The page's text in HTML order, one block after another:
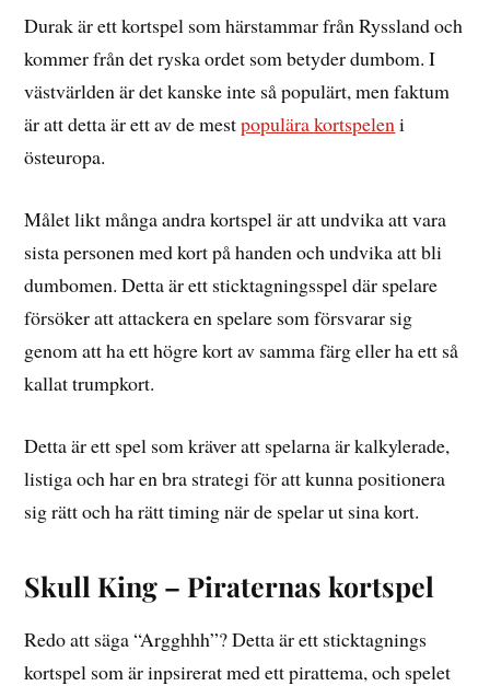
Durak är ett kortspel som härstammar från Ryssland och
kommer från det ryska ordet som betyder dumbom. I
västvärlden är det kanske inte så populärt, men faktum
är att detta är ett av de mestpopulära kortspeleni
östeuropa.
Målet likt många andra kortspel är att undvika att vara
sista personen med kort på handen och undvika att bli
dumbomen. Detta är ett sticktagningsspel där spelare
försöker att attackera en spelare som försvarar sig
genom att ha ett högre kort av samma färg eller ha ett så
kallat trumpkort.
Detta är ett spel som kräver att spelarna är kalkylerade,
listiga och har en bra strategi för att kunna positionera
sig rätt och ha rätt timing när de spelar ut sina kort.
Skull King – Piraternas kortspel
Redo att säga “Argghhh”? Detta är ett sticktagnings
kortspel som är inpsirerat med ett pirattema, och spelet